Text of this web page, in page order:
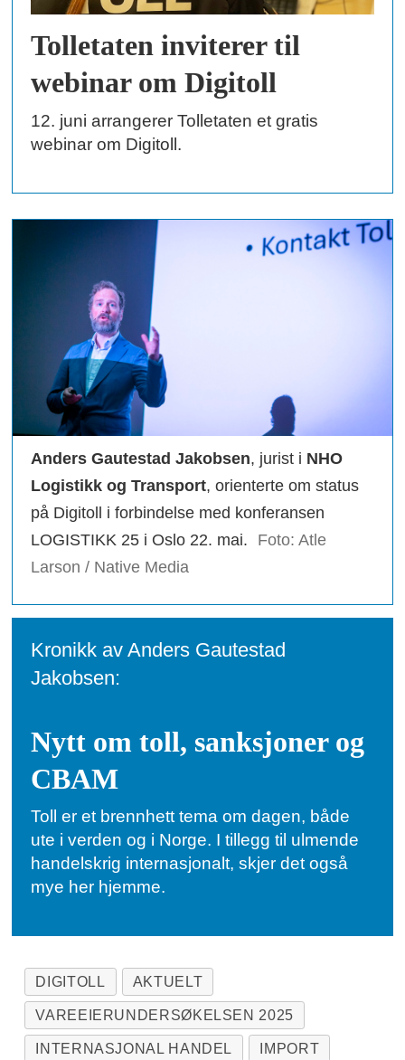
Tolletaten inviterer til
webinar om Digitoll
12. juni arrangerer Tolletaten et gratis
webinar om Digitoll.
Anders Gautestad Jakobsen, jurist i NHO
Logistikk og Transport, orienterte om status
på Digitoll i forbindelse med konferansen
LOGISTIKK 25 i Oslo 22. mai.
Foto: Atle
Larson / Native Media
Kronikk av Anders Gautestad
Jakobsen:
Nytt om toll, sanksjoner og
CBAM
Toll er et brennhett tema om dagen, både
ute i verden og i Norge. I tillegg til ulmende
handelskrig internasjonalt, skjer det også
mye her hjemme.
DIGITOLL AKTUELT
VAREEIERUNDERSØKELSEN 2025
INTERNASJONAL HANDEL IMPORT